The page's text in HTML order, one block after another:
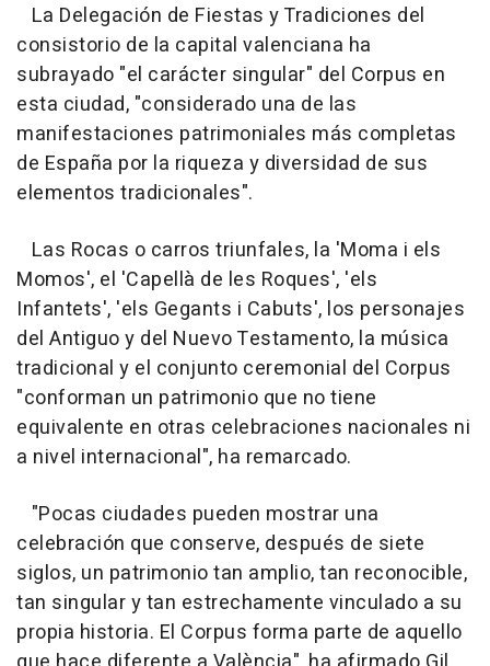
La Delegación de Fiestas y Tradiciones del
consistorio de la capital valenciana ha
subrayado "el carácter singular" del Corpus en
esta ciudad, "considerado una de las
manifestaciones patrimoniales más completas
de España por la riqueza y diversidad de sus
elementos tradicionales".
Las Rocas o carros triunfales, la 'Moma i els
Momos', el 'Capellà de les Roques', 'els
Infantets', 'els Gegants i Cabuts', los personajes
del Antiguo y del Nuevo Testamento, la música
tradicional y el conjunto ceremonial del Corpus
"conforman un patrimonio que no tiene
equivalente en otras celebraciones nacionales ni
a nivel internacional", ha remarcado.
"Pocas ciudades pueden mostrar una
celebración que conserve, después de siete
siglos, un patrimonio tan amplio, tan reconocible,
tan singular y tan estrechamente vinculado a su
propia historia. El Corpus forma parte de aquello